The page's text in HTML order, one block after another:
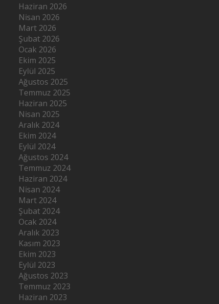
Haziran 2026
Nisan 2026
Mart 2026
Şubat 2026
Ocak 2026
Ekim 2025
Eylül 2025
Ağustos 2025
Temmuz 2025
Haziran 2025
Nisan 2025
Aralık 2024
Ekim 2024
Eylül 2024
Ağustos 2024
Temmuz 2024
Haziran 2024
Nisan 2024
Mart 2024
Şubat 2024
Ocak 2024
Aralık 2023
Kasım 2023
Ekim 2023
Eylül 2023
Ağustos 2023
Temmuz 2023
Haziran 2023